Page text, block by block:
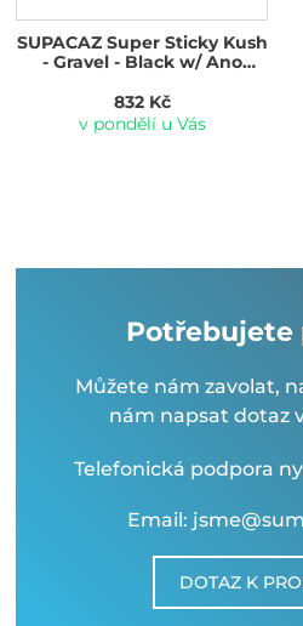
SUPACAZ Super Sticky Kush
- Gravel - Black w/ Ano
832 Kč
v pondělí u Vás
Potřebujete
Můžete nám zavolat,
nám napsat dotaz
Telefonická podpora
Email:
DOTAZ K